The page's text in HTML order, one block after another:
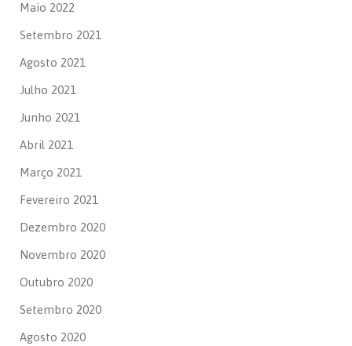
Maio 2022
Setembro 2021
Agosto 2021
Julho 2021
Junho 2021
Abril 2021
Março 2021
Fevereiro 2021
Dezembro 2020
Novembro 2020
Outubro 2020
Setembro 2020
Agosto 2020